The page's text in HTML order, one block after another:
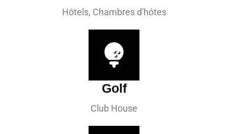
Hôtels, Chambres d'hôtes
Golf
Club House